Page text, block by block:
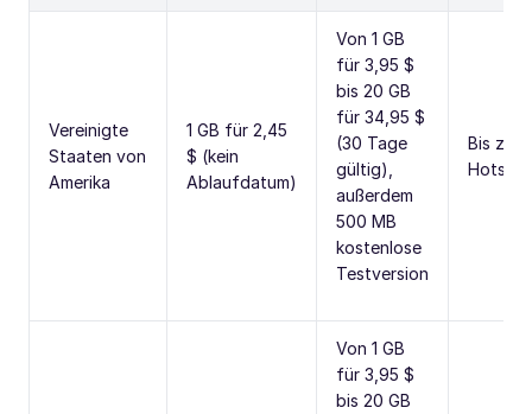
Vereinigte
Staaten von
Amerika
1 GB für 2,45
$ (kein
Ablaufdatum)
Von 1 GB
für 3,95 $
bis 20 GB
für 34,95 $
(30 Tage
gültig),
außerdem
500 MB
kostenlose
Testversion
Bis zu
Von 1 GB
für 3,95 $
bis 20 GB